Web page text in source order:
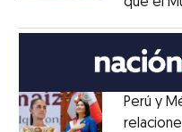
Opens in new
Perú y